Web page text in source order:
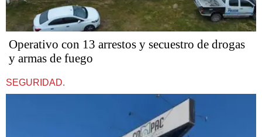
Operativo con 13 arrestos y secuestro de drogas
y armas de fuego
SEGURIDAD.